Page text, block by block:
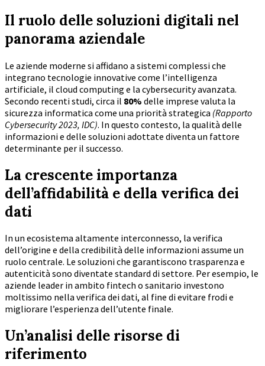
Il ruolo delle soluzioni digitali nel
panorama aziendale
Le aziende moderne si affidano a sistemi complessi che
integrano tecnologie innovative come l’intelligenza
artificiale, il cloud computing e la cybersecurity avanzata.
Secondo recenti studi, circa il 80% delle imprese valuta la
sicurezza informatica come una priorità strategica (Rapporto
Cybersecurity 2023, IDC). In questo contesto, la qualità delle
informazioni e delle soluzioni adottate diventa un fattore
determinante per il successo.
La crescente importanza
dell’affidabilità e della verifica dei
dati
In un ecosistema altamente interconnesso, la verifica
dell’origine e della credibilità delle informazioni assume un
ruolo centrale. Le soluzioni che garantiscono trasparenza e
autenticità sono diventate standard di settore. Per esempio, le
aziende leader in ambito fintech o sanitario investono
moltissimo nella verifica dei dati, al fine di evitare frodi e
migliorare l’esperienza dell’utente finale.
Un’analisi delle risorse di
riferimento